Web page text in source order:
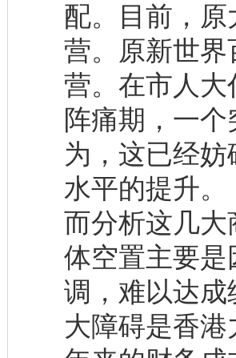
配。目前，
营。原新世
营。在市人
阵痛期，一
为，这已经
水平的提升。
而分析这几
体空置主要
调，难以达
大障碍是香